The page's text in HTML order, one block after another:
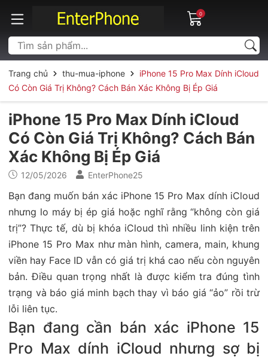
0
Trang chủ thu-mua-iphone
iPhone 15 Pro Max Dính iCloud
Có Còn Giá Trị Không? Cách Bán Xác Không Bị Ép Giá
iPhone 15 Pro Max Dính iCloud
Có Còn Giá Trị Không? Cách Bán
Xác Không Bị Ép Giá
12/05/2026 EnterPhone25
Bạn đang muốn bán xác iPhone 15 Pro Max dính iCloud
nhưng lo máy bị ép giá hoặc nghĩ rằng “không còn giá
trị”? Thực tế, dù bị khóa iCloud thì nhiều linh kiện trên
iPhone 15 Pro Max như màn hình, camera, main, khung
viền hay Face ID vẫn có giá trị khá cao nếu còn nguyên
bản. Điều quan trọng nhất là được kiểm tra đúng tình
trạng và báo giá minh bạch thay vì báo giá “ảo” rồi trừ
lỗi liên tục.
Bạn đang cần bán xác iPhone 15
Pro Max dính iCloud nhưng sợ bị